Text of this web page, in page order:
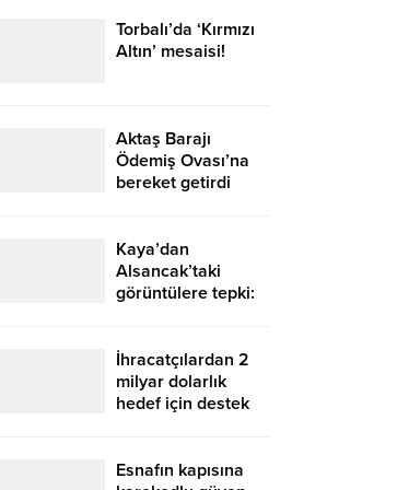
Paraları Nerede?
Torbalı’da ‘Kırmızı
Altın’ mesaisi!
Aktaş Barajı
Ödemiş Ovası’na
bereket getirdi
Kaya’dan
Alsancak’taki
görüntülere tepki:
İhracatçılardan 2
milyar dolarlık
hedef için destek
Esnafın kapısına